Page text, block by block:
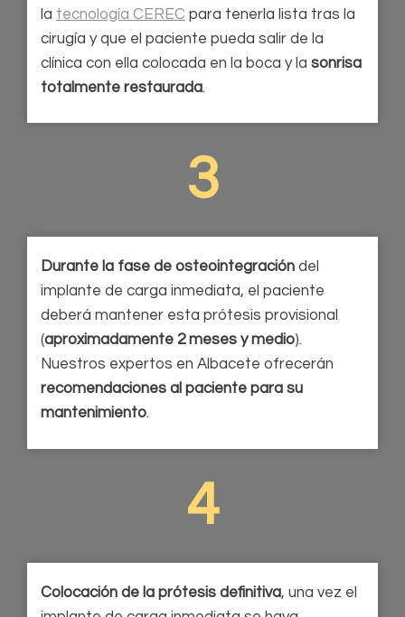
la tecnología CEREC para tenerla lista tras la
cirugía y que el paciente pueda salir de la
clínica con ella colocada en la boca y la sonrisa
totalmente restaurada.
3
Durante la fase de osteointegración del
implante de carga inmediata, el paciente
deberá mantener esta prótesis provisional
(aproximadamente 2 meses y medio).
Nuestros expertos en Albacete ofrecerán
recomendaciones al paciente para su
mantenimiento.
4
Colocación de la prótesis definitiva, una vez el